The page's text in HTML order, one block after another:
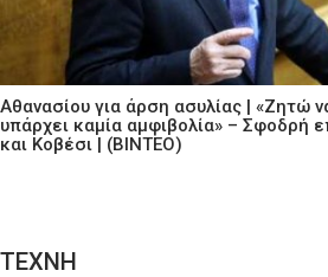
Αθανασίου για άρση ασυλίας | «Ζητώ
υπάρχει καμία αμφιβολία» – Σφοδρή
και Κοβέσι | (ΒΙΝΤΕΟ)
ΤΕΧΝΗ